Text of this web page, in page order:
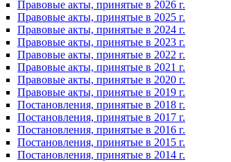
Правовые акты, принятые в 2026 г.
Правовые акты, принятые в 2025 г.
Правовые акты, принятые в 2024 г.
Правовые акты, принятые в 2023 г.
Правовые акты, принятые в 2022 г.
Правовые акты, принятые в 2021 г.
Правовые акты, принятые в 2020 г.
Правовые акты, принятые в 2019 г.
Постановления, принятые в 2018 г.
Постановления, принятые в 2017 г.
Постановления, принятые в 2016 г.
Постановления, принятые в 2015 г.
Постановления, принятые в 2014 г.